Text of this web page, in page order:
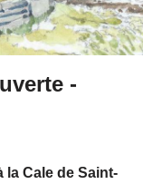
-
la Cale de Saint-